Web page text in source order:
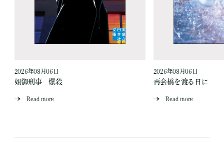
2026年08月06日
姐御刑事 爆殺
Read more
2026年08月06日
再会橋を渡る日に
Read more